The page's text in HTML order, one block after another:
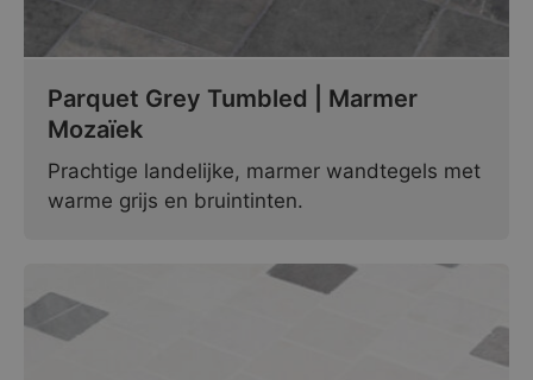
Parquet Grey Tumbled | Marmer
Mozaïek
Prachtige landelijke, marmer wandtegels met
warme grijs en bruintinten.